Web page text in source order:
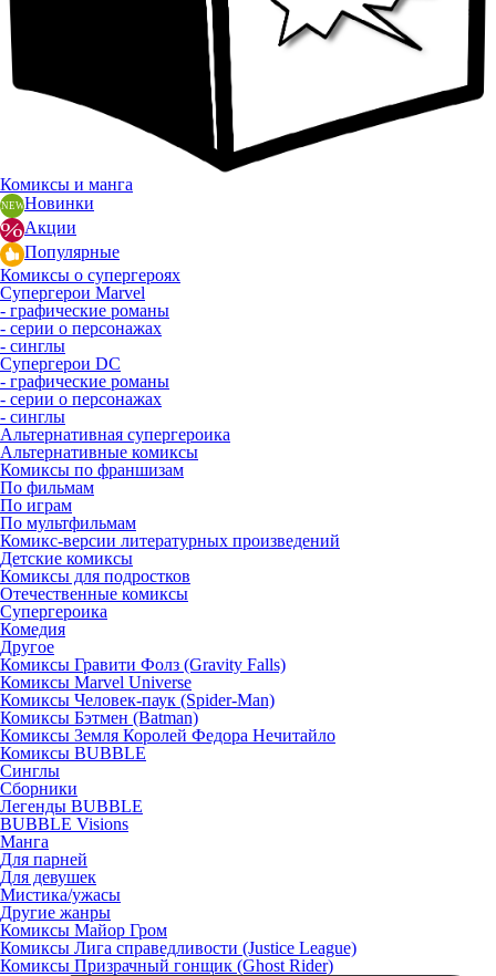
Комиксы и манга
Новинки
Акции
Популярные
Комиксы о супергероях
Супергерои Marvel
- графические романы
- серии о персонажах
- синглы
Супергерои DC
- графические романы
- серии о персонажах
- синглы
Альтернативная супергероика
Альтернативные комиксы
Комиксы по франшизам
По фильмам
По играм
По мультфильмам
Комикс-версии литературных произведений
Детские комиксы
Комиксы для подростков
Отечественные комиксы
Супергероика
Комедия
Другое
Комиксы Гравити Фолз (Gravity Falls)
Комиксы Marvel Universe
Комиксы Человек-паук (Spider-Man)
Комиксы Бэтмен (Batman)
Комиксы Земля Королей Федора Нечитайло
Комиксы BUBBLE
Синглы
Сборники
Легенды BUBBLE
BUBBLE Visions
Манга
Для парней
Для девушек
Мистика/ужасы
Другие жанры
Комиксы Майор Гром
Комиксы Лига справедливости (Justice League)
Комиксы Призрачный гонщик (Ghost Rider)